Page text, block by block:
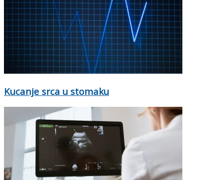
Kucanje srca u stomaku